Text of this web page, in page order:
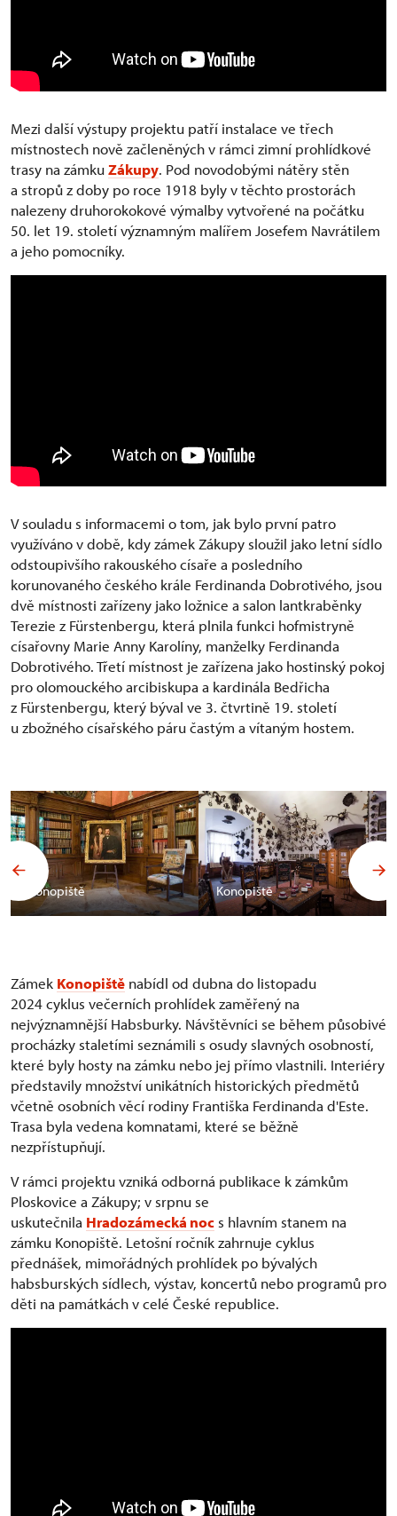
Mezi další výstupy projektu patří instalace ve třech
místnostech nově začleněných v rámci zimní prohlídkové
trasy na zámkuZákupy. Pod novodobými nátěry stěn
a stropů z doby po roce 1918 byly v těchto prostorách
nalezeny druhorokokové výmalby vytvořené na počátku
50. let 19. století významným malířem Josefem Navrátilem
a jeho pomocníky.
V souladu s informacemi o tom, jak bylo první patro
využíváno v době, kdy zámek Zákupy sloužil jako letní sídlo
odstoupivšího rakouského císaře a posledního
korunovaného českého krále Ferdinanda Dobrotivého, jsou
dvě místnosti zařízeny jako ložnice a salon lantkraběnky
Terezie z Fürstenbergu, která plnila funkci hofmistryně
císařovny Marie Anny Karolíny, manželky Ferdinanda
Dobrotivého. Třetí místnost je zařízena jako hostinský pokoj
pro olomouckého arcibiskupa a kardinála Bedřicha
z Fürstenbergu, který býval ve 3. čtvrtině 19. století
u zbožného císařského páru častým a vítaným hostem.
Konopiště Konopiště
Zámek Konopiště nabídl od dubna do listopadu
2024 cyklus večerních prohlídek zaměřený na
nejvýznamnější Habsburky. Návštěvníci se během působivé
procházky staletími seznámili s osudy slavných osobností,
které byly hosty na zámku nebo jej přímo vlastnili. Interiéry
představily množství unikátních historických předmětů
včetně osobních věcí rodiny Františka Ferdinanda d'Este.
Trasa byla vedena komnatami, které se běžně
nezpřístupňují.
V rámci projektu vzniká odborná publikace k zámkům
Ploskovice a Zákupy; v srpnu se
uskutečnila Hradozámecká noc s hlavním stanem na
zámku Konopiště. Letošní ročník zahrnuje cyklus
přednášek, mimořádných prohlídek po bývalých
habsburských sídlech, výstav, koncertů nebo programů pro
děti na památkách v celé České republice.